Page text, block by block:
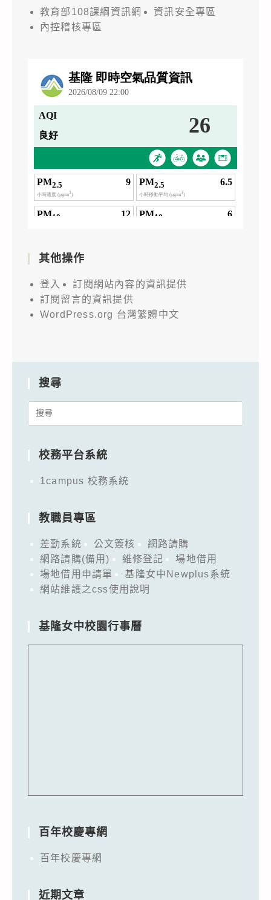
教育部108課綱資訊網
資訊安全專區
內控稽核專區
其他操作
登入
訂閱網站內容的資訊提供
訂閱留言的資訊提供
WordPress.org 台灣繁體中文
搜尋
Search
校務平台系統
1campus 校務系統
教職員專區
差勤系統 公文簽核
網路請購
網路請購(備用)
維修登記
場地借用
場地借用申請單
基隆女中Newplus系統
網站維護之css使用說明
基隆女中校園行事曆
百年校慶專網
百年校慶專網
近期文章